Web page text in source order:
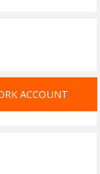
ACCOUNT